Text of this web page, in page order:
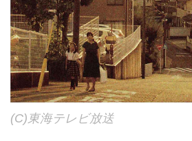
(C)東海テレビ放送